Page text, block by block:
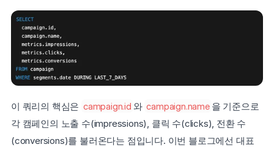
이 쿼리의 핵심은 campaign.id 와 campaign.name 을 기준으로
각 캠페인의 노출 수(impressions), 클릭 수(clicks), 전환 수
(conversions)를 불러온다는 점입니다. 이번 블로그에선 대표